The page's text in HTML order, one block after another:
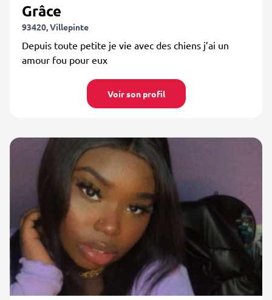
Grâce
93420, Villepinte
Depuis toute petite je vie avec des chiens j’ai un
amour fou pour eux
Voir son profil